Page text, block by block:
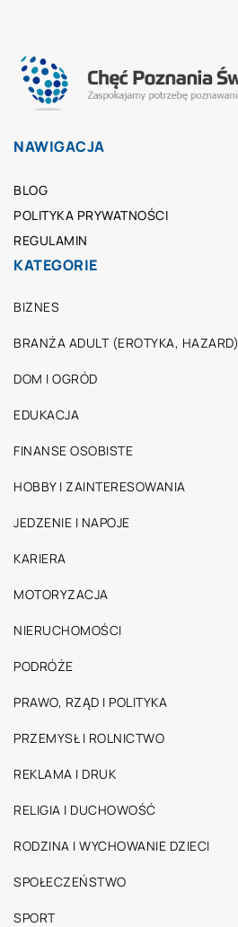
NAWIGACJA
BLOG
POLITYKA PRYWATNOŚCI
REGULAMIN
KATEGORIE
BIZNES
BRANŻA ADULT (EROTYKA, HAZARD)
DOM I OGRÓD
EDUKACJA
FINANSE OSOBISTE
HOBBY I ZAINTERESOWANIA
JEDZENIE I NAPOJE
KARIERA
MOTORYZACJA
NIERUCHOMOŚCI
PODRÓŻE
PRAWO, RZĄD I POLITYKA
PRZEMYSŁ I ROLNICTWO
REKLAMA I DRUK
RELIGIA I DUCHOWOŚĆ
RODZINA I WYCHOWANIE DZIECI
SPOŁECZEŃSTWO
SPORT